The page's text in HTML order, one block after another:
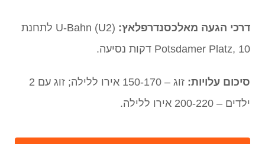
דרכי הגעה מאלכסנדרפלאץ:
U-Bahn (U2) לתחנת
Potsdamer Platz, 10 דקות נסיעה.
סיכום עלויות:
זוג – 150-170 אירו ללילה; זוג עם 2
ילדים – 200-220 אירו ללילה.